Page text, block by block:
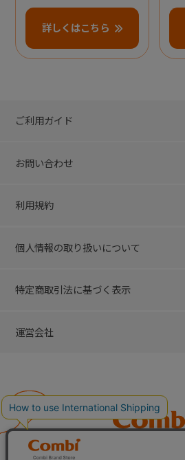
詳しくはこちら
ご利用ガイド
お問い合わせ
利用規約
個人情報の取り扱いについて
特定商取引法に基づく表示
運営会社